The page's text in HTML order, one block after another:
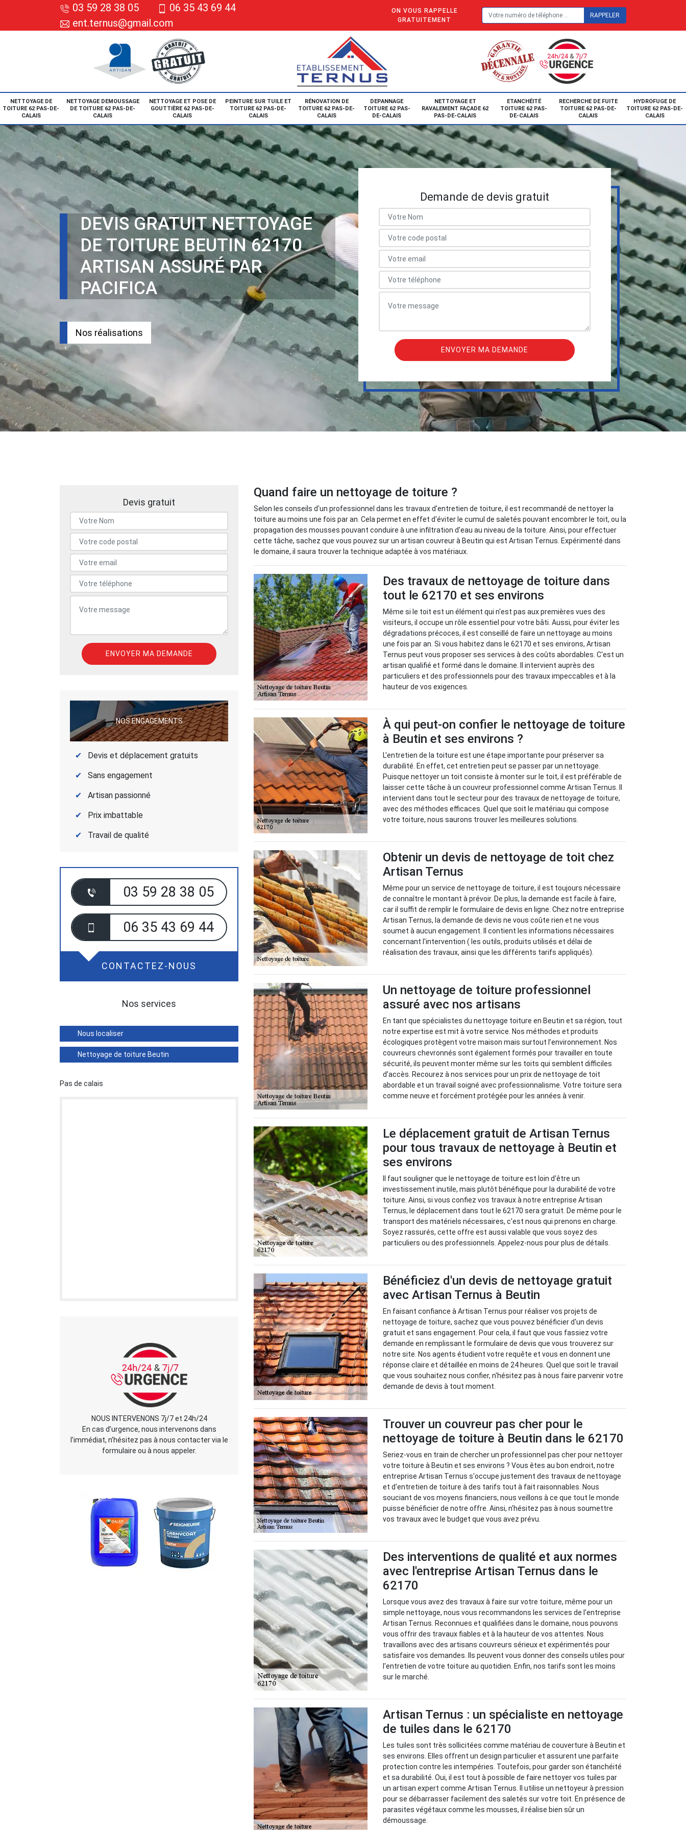
03 59 28 38 05
06 35 43 69 44
ent.ternus@gmail.com
ON VOUS RAPPELLE
GRATUITEMENT
NETTOYAGE DE
TOITURE 62 PAS-DE-
CALAIS
NETTOYAGE DEMOUSSAGE
DE TOITURE 62 PAS-DE-
CALAIS
NETTOYAGE ET POSE DE
GOUTTIÈRE 62 PAS-DE-
CALAIS
PEINTURE SUR TUILE ET
TOITURE 62 PAS-DE-
CALAIS
RÉNOVATION DE
TOITURE 62 PAS-DE-
CALAIS
DEPANNAGE
TOITURE 62 PAS-
DE-CALAIS
NETTOYAGE ET
RAVALEMENT FAÇADE 62
PAS-DE-CALAIS
ETANCHÉITÉ
TOITURE 62 PAS-
DE-CALAIS
RECHERCHE DE FUITE
TOITURE 62 PAS-DE-
CALAIS
HYDROFUGE DE
TOITURE 62 PAS-DE-
CALAIS
DEVIS GRATUIT NETTOYAGE
DE TOITURE BEUTIN 62170
ARTISAN ASSURÉ PAR
PACIFICA
Nos réalisations
Demande de devis gratuit
Devis gratuit
NOS ENGAGEMENTS
Devis et déplacement gratuits
Sans engagement
Artisan passionné
Prix imbattable
Travail de qualité
03 59 28 38 05
06 35 43 69 44
CONTACTEZ-NOUS
Nos services
Nous localiser
Nettoyage de toiture Beutin
Pas de calais
NOUS INTERVENONS 7j/7 et 24h/24
En cas d’urgence, nous intervenons dans
l’immédiat, n’hésitez pas à nous contacter via le
formulaire ou à nous appeler.
Quand faire un nettoyage de toiture ?
Selon les conseils d'un professionnel dans les travaux d'entretien de toiture, il est recommandé de nettoyer la
toiture au moins une fois par an. Cela permet en effet d'éviter le cumul de saletés pouvant encombrer le toit, ou la
propagation des mousses pouvant conduire à une infiltration d'eau au niveau de la toiture. Ainsi, pour effectuer
cette tâche, sachez que vous pouvez sur un artisan couvreur à Beutin qui est Artisan Ternus. Expérimenté dans
le domaine, il saura trouver la technique adaptée à vos matériaux.
Des travaux de nettoyage de toiture dans
tout le 62170 et ses environs
Même si le toit est un élément qui n'est pas aux premières vues des
visiteurs, il occupe un rôle essentiel pour votre bâti. Aussi, pour éviter les
dégradations précoces, il est conseillé de faire un nettoyage au moins
une fois par an. Si vous habitez dans le 62170 et ses environs, Artisan
Ternus peut vous proposer ses services à des coûts abordables. C'est un
artisan qualifié et formé dans le domaine. Il intervient auprès des
particuliers et des professionnels pour des travaux impeccables et à la
hauteur de vos exigences.
À qui peut-on confier le nettoyage de toiture
à Beutin et ses environs ?
L'entretien de la toiture est une étape importante pour préserver sa
durabilité. En effet, cet entretien peut se passer par un nettoyage.
Puisque nettoyer un toit consiste à monter sur le toit, il est préférable de
laisser cette tâche à un couvreur professionnel comme Artisan Ternus. Il
intervient dans tout le secteur pour des travaux de nettoyage de toiture,
avec des méthodes efficaces. Quel que soit le matériau qui compose
votre toiture, nous saurons trouver les meilleures solutions.
Obtenir un devis de nettoyage de toit chez
Artisan Ternus
Même pour un service de nettoyage de toiture, il est toujours nécessaire
de connaître le montant à prévoir. De plus, la demande est facile à faire,
car il suffit de remplir le formulaire de devis en ligne. Chez notre entreprise
Artisan Ternus, la demande de devis ne vous coûte rien et ne vous
soumet à aucun engagement. Il contient les informations nécessaires
concernant l'intervention ( les outils, produits utilisés et délai de
réalisation des travaux, ainsi que les différents tarifs appliqués).
Un nettoyage de toiture professionnel
assuré avec nos artisans
En tant que spécialistes du nettoyage toiture en Beutin et sa région, tout
notre expertise est mit à votre service. Nos méthodes et produits
écologiques protègent votre maison mais surtout l’environnement. Nos
couvreurs chevronnés sont également formés pour travailler en toute
sécurité, ils peuvent monter même sur les toits qui semblent difficiles
d’accès. Recourez à nos services pour un prix de nettoyage de toit
abordable et un travail soigné avec professionnalisme. Votre toiture sera
comme neuve et forcément protégée pour les années à venir.
Le déplacement gratuit de Artisan Ternus
pour tous travaux de nettoyage à Beutin et
ses environs
Il faut souligner que le nettoyage de toiture est loin d'être un
investissement inutile, mais plutôt bénéfique pour la durabilité de votre
toiture. Ainsi, si vous confiez vos travaux à notre entreprise Artisan
Ternus, le déplacement dans tout le 62170 sera gratuit. De même pour le
transport des matériels nécessaires, c'est nous qui prenons en charge.
Soyez rassurés, cette offre est aussi valable que vous soyez des
particuliers ou des professionnels. Appelez-nous pour plus de détails.
Bénéficiez d'un devis de nettoyage gratuit
avec Artisan Ternus à Beutin
En faisant confiance à Artisan Ternus pour réaliser vos projets de
nettoyage de toiture, sachez que vous pouvez bénéficier d'un devis
gratuit et sans engagement. Pour cela, il faut que vous fassiez votre
demande en remplissant le formulaire de devis que vous trouverez sur
notre site. Nos agents étudient votre requête et vous en donnent une
réponse claire et détaillée en moins de 24 heures. Quel que soit le travail
que vous souhaitez nous confier, n'hésitez pas à nous faire parvenir votre
demande de devis à tout moment.
Trouver un couvreur pas cher pour le
nettoyage de toiture à Beutin dans le 62170
Seriez-vous en train de chercher un professionnel pas cher pour nettoyer
votre toiture à Beutin et ses environs ? Vous êtes au bon endroit, notre
entreprise Artisan Ternus s'occupe justement des travaux de nettoyage
et d'entretien de toiture à des tarifs tout à fait raisonnables. Nous
souciant de vos moyens financiers, nous veillons à ce que tout le monde
puisse bénéficier de notre offre. Ainsi, n'hésitez pas à nous soumettre
vos travaux avec le budget que vous avez prévu.
Des interventions de qualité et aux normes
avec l'entreprise Artisan Ternus dans le
62170
Lorsque vous avez des travaux à faire sur votre toiture, même pour un
simple nettoyage, nous vous recommandons les services de l'entreprise
Artisan Ternus. Reconnues et qualifiées dans le domaine, nous pouvons
vous offrir des travaux fiables et à la hauteur de vos attentes. Nous
travaillons avec des artisans couvreurs sérieux et expérimentés pour
satisfaire vos demandes. Ils peuvent vous donner des conseils utiles pour
l'entretien de votre toiture au quotidien. Enfin, nos tarifs sont les moins
sur le marché.
Artisan Ternus : un spécialiste en nettoyage
de tuiles dans le 62170
Les tuiles sont très sollicitées comme matériau de couverture à Beutin et
ses environs. Elles offrent un design particulier et assurent une parfaite
protection contre les intempéries. Toutefois, pour garder son étanchéité
et sa durabilité. Oui, il est tout à possible de faire nettoyer vos tuiles par
un artisan expert comme Artisan Ternus. Il utilise un nettoyeur à pression
pour se débarrasser facilement des saletés sur votre toit. En présence de
parasites végétaux comme les mousses, il réalise bien sûr un
démoussage.